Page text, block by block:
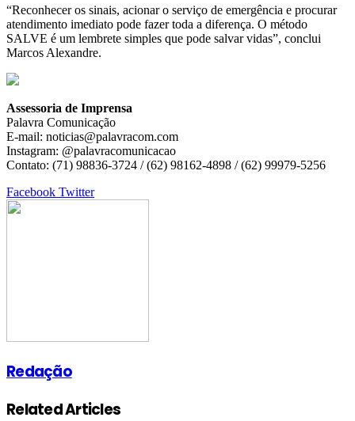
“Reconhecer os sinais, acionar o serviço de emergência e procurar
atendimento imediato pode fazer toda a diferença. O método
SALVE é um lembrete simples que pode salvar vidas”, conclui
Marcos Alexandre.
Assessoria de Imprensa
Palavra Comunicação
E-mail: noticias@palavracom.com
Instagram: @palavracomunicacao
Contato: (71) 98836-3724 / (62) 98162-4898 / (62) 99979-5256
Facebook TwitterGoogle+
LinkedIn
StumbleUpon
Tumblr
Pinterest
Reddit
VKontakte
Share
Print
Redação
Related Articles